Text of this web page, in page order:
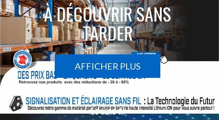
À DÉCOUVRIR SANS
TARDER
AFFICHER PLUS
Le sans-fil